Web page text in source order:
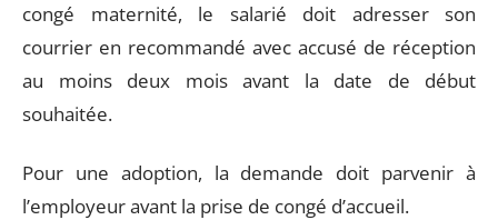
congé maternité, le salarié doit adresser son
courrier en recommandé avec accusé de réception
au moins deux mois avant la date de début
souhaitée.
Pour une adoption, la demande doit parvenir à
l’employeur avant la prise de congé d’accueil.